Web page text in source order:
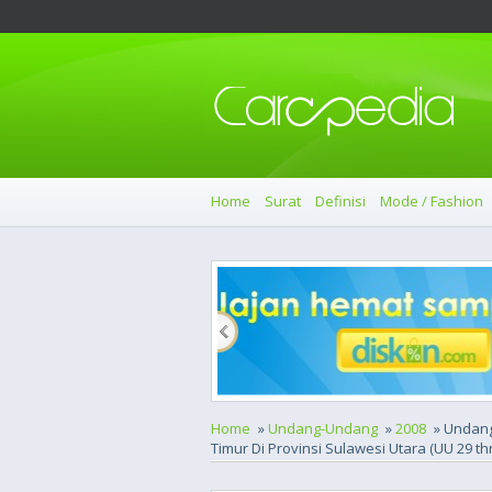
Home Surat Definisi Mode / Fashion
Home »Undang-Undang »2008 »
Timur Di Provinsi Sulawesi Utara (UU 29